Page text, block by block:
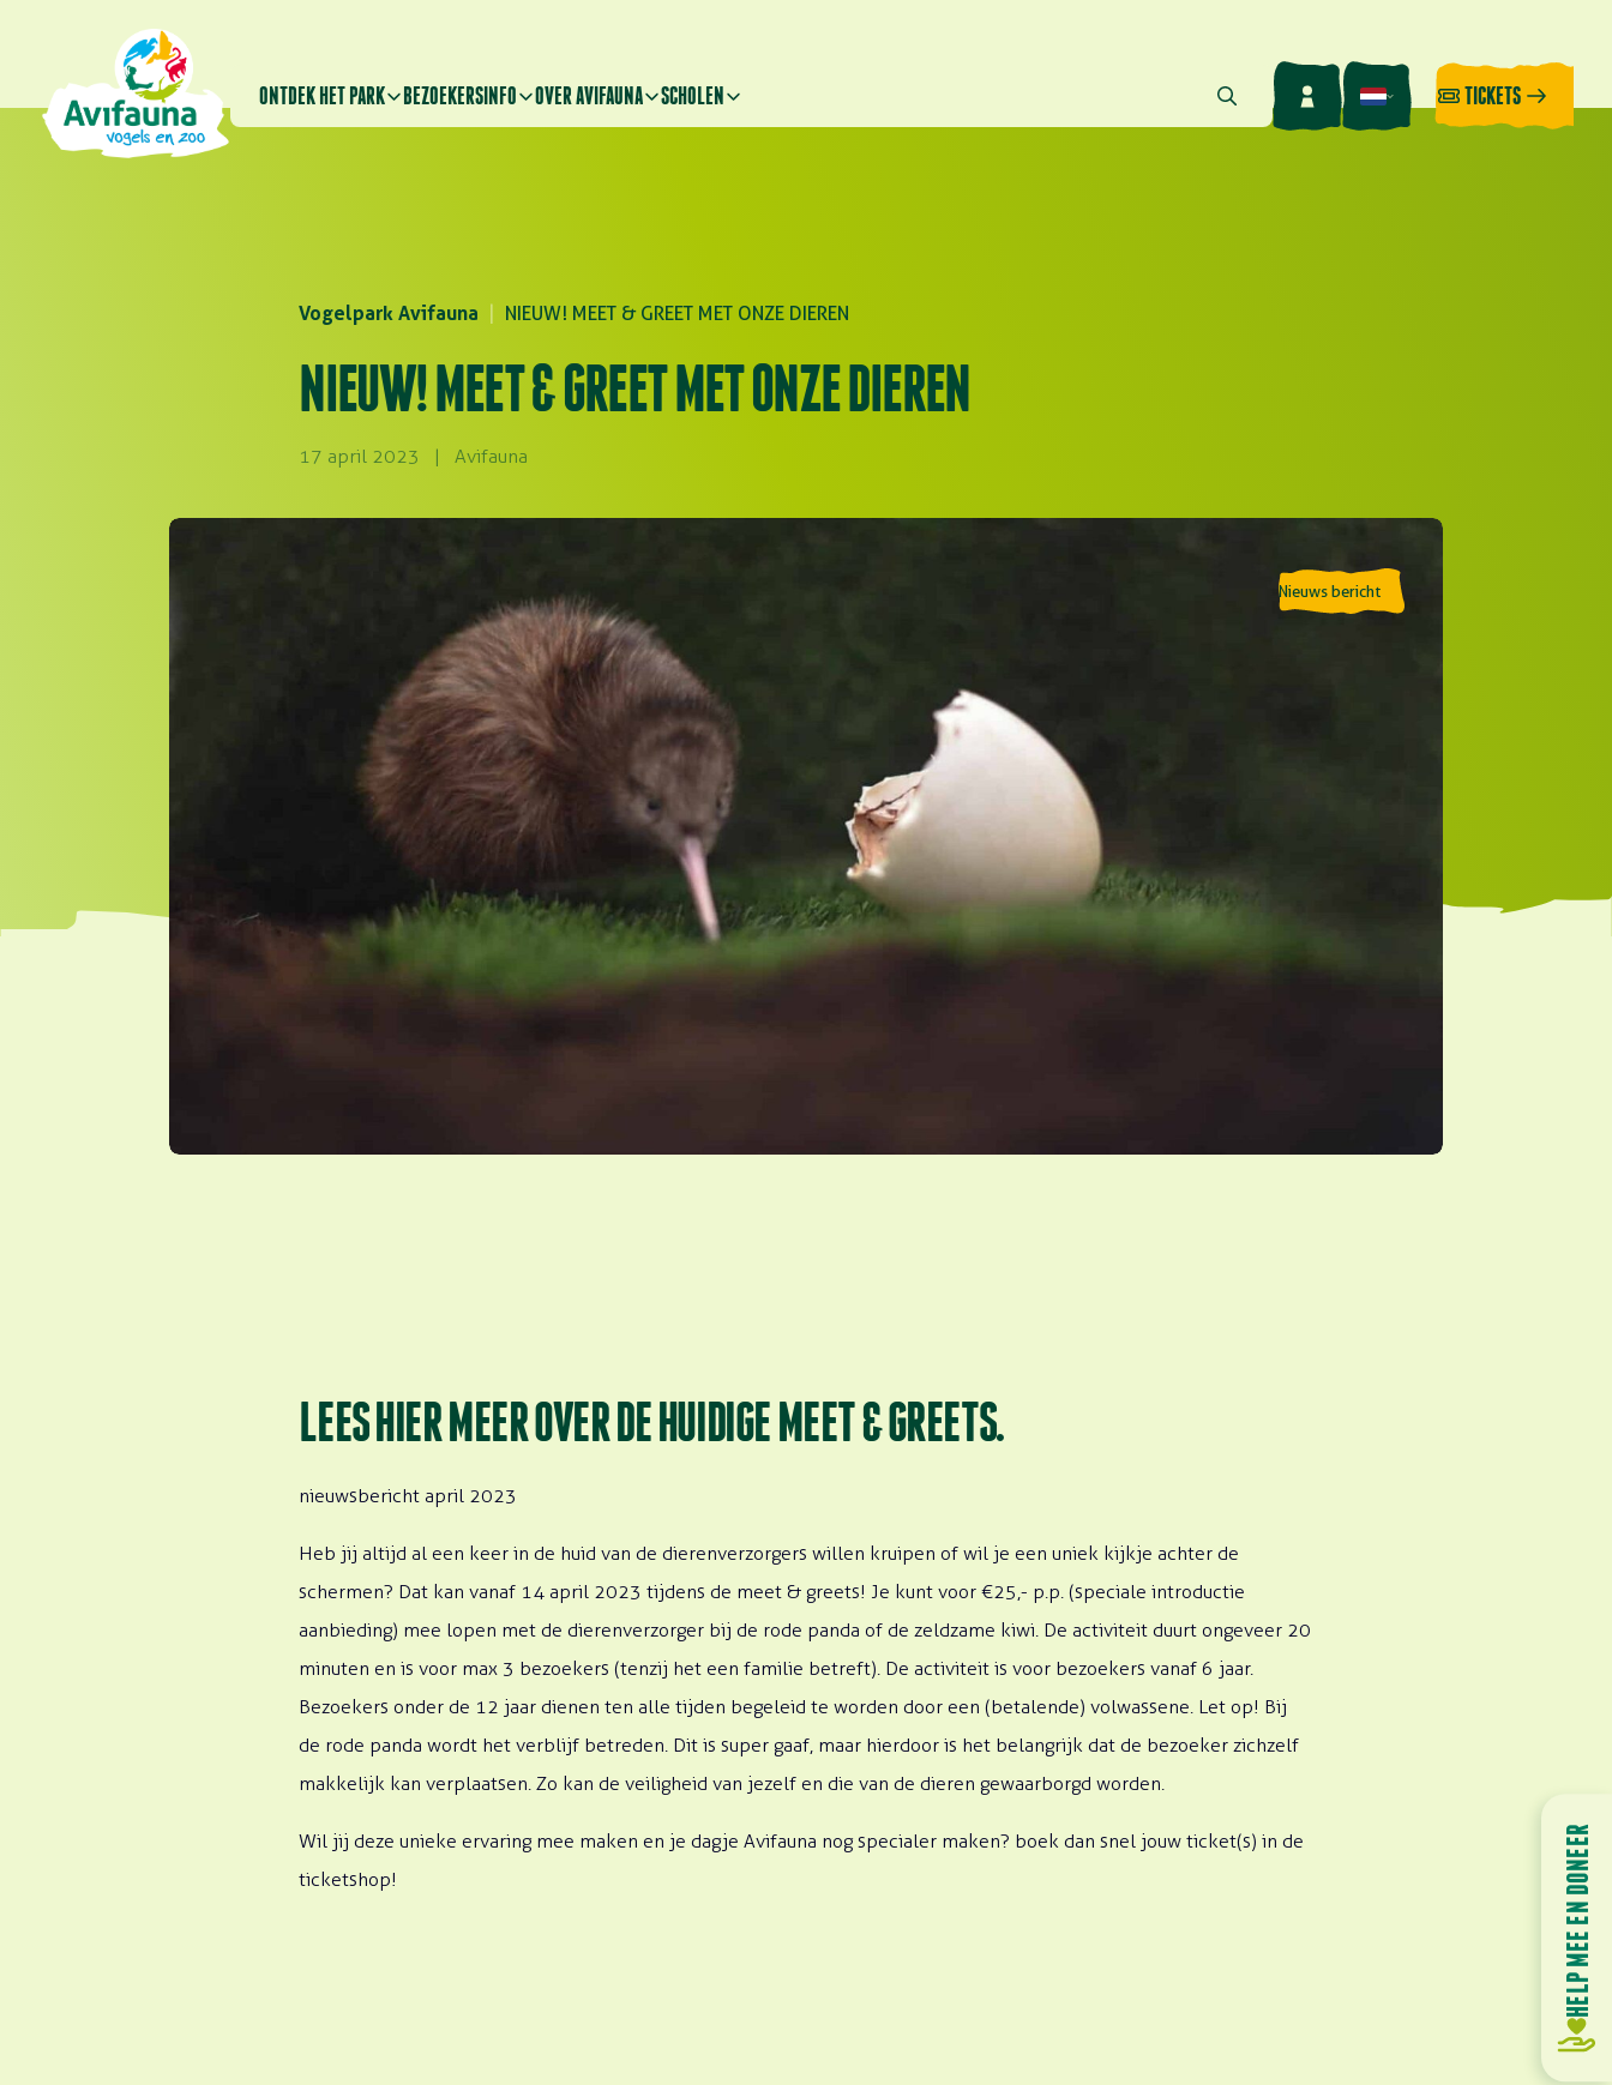
ONTDEK HET PARK BEZOEKERSINFO OVER AVIFAUNA SCHOLEN TICKETS
Vogelpark Avifauna NIEUW! MEET & GREET MET ONZE DIEREN
NIEUW! MEET & GREET MET ONZE DIEREN
17 april 2023 | Avifauna
Nieuws bericht
LEES HIER MEER OVER DE HUIDIGE MEET & GREETS.
nieuwsbericht april 2023
Heb jij altijd al een keer in de huid van de dierenverzorgers willen kruipen of wil je een uniek kijkje achter de
schermen? Dat kan vanaf 14 april 2023 tijdens de meet & greets! Je kunt voor €25,- p.p. (speciale introductie
aanbieding) mee lopen met de dierenverzorger bij de rode panda of de zeldzame kiwi. De activiteit duurt ongeveer 20
minuten en is voor max 3 bezoekers (tenzij het een familie betreft). De activiteit is voor bezoekers vanaf 6 jaar.
Bezoekers onder de 12 jaar dienen ten alle tijden begeleid te worden door een (betalende) volwassene. Let op! Bij
de rode panda wordt het verblijf betreden. Dit is super gaaf, maar hierdoor is het belangrijk dat de bezoeker zichzelf
makkelijk kan verplaatsen. Zo kan de veiligheid van jezelf en die van de dieren gewaarborgd worden.
Wil jij deze unieke ervaring mee maken en je dagje Avifauna nog specialer maken? boek dan snel jouw ticket(s) in de
ticketshop!
HELP MEE EN DONEER